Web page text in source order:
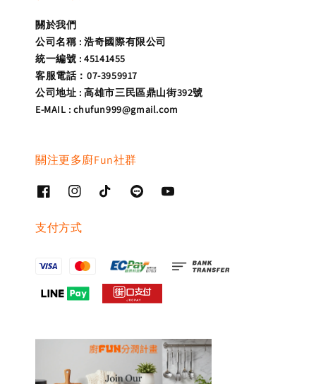
關於我們
公司名稱 : 浩奇國際有限公司
統一編號 : 45141455
客服電話：07-3959917
公司地址 : 高雄市三民區鼎山街392號
E-MAIL : chufun999@gmail.com
關注更多廚Fun社群
支付方式